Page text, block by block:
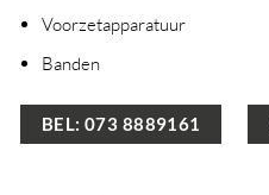
Voorzetapparatuur
Banden
BEL: 073 8889161